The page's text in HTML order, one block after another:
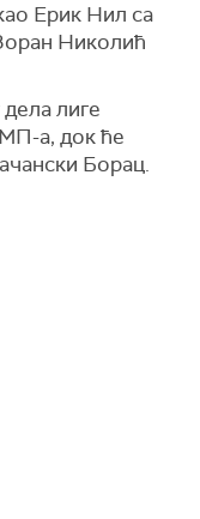
Ерик Нил са
Николић
лиге
а, док ће
Борац.